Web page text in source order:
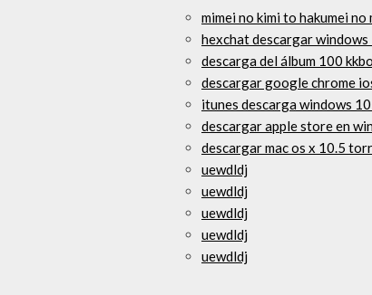
mimei no kimi to hakumei
hexchat descargar
descarga del álbum 100
descargar google chrome
itunes descarga windows
descargar apple store en
descargar mac os x 10.5
uewdldj
uewdldj
uewdldj
uewdldj
uewdldj